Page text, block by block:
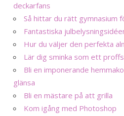
deckarfans
Så hittar du rätt gymnasium
Fantastiska
Hur du väljer den perfekta
Lär dig sminka som ett proffs
Bli en imponerande
glänsa
Bli en mästare på att grilla
Kom igång med Photoshop